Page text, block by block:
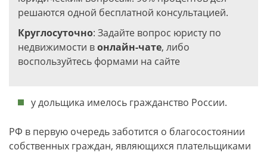
решаются одной бесплатной консультацией.
Круглосуточно: Задайте вопрос юристу по
недвижимости вонлайн-чате, либо
воспользуйтесь формами на сайте
у дольщика имелось гражданство России.
РФ в первую очередь заботится о благосостоянии
собственных граждан, являющихся плательщиками